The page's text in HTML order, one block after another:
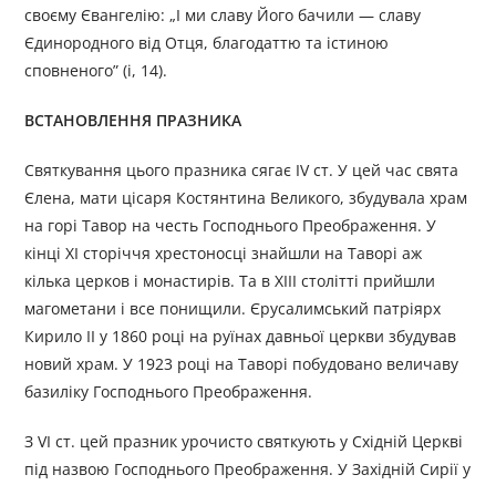
своєму Євангелію: „І ми славу Його бачили — славу
Єдинородного від Отця, благодаттю та істиною
сповненого” (і, 14).
ВСТАНОВЛЕННЯ ПРАЗНИКА
Святкування цього празника сягає IV ст. У цей час свята
Єлена, мати цісаря Костянтина Великого, збудувала храм
на горі Тавор на честь Господнього Преображення. У
кінці XI сторіччя хрестоносці знайшли на Таворі аж
кілька церков і монастирів. Та в XIII столітті прийшли
магометани і все понищили. Єрусалимський патріярх
Кирило II у 1860 році на руїнах давньої церкви збудував
новий храм. У 1923 році на Таворі побудовано величаву
базиліку Господнього Преображення.
З VI ст. цей празник урочисто святкують у Східній Церкві
під назвою Господнього Преображення. У Західній Сирії у